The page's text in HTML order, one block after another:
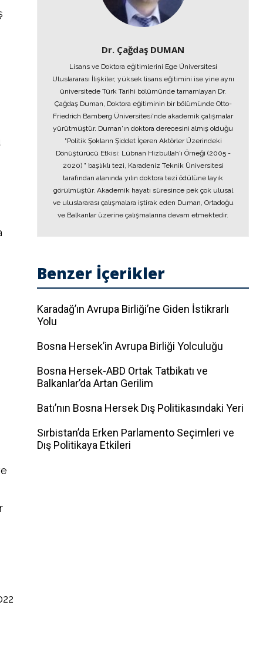
Dr. Çağdaş DUMAN
Lisans ve Doktora eğitimlerini Ege Üniversitesi
Uluslararası İlişkiler, yüksek lisans eğitimini ise yine aynı
üniversitede Türk Tarihi bölümünde tamamlayan Dr.
Çağdaş Duman, Doktora eğitiminin bir bölümünde Otto-
Friedrich Bamberg Üniversitesi'nde akademik çalışmalar
yürütmüştür. Duman'ın doktora derecesini almış olduğu
"Politik Şokların Şiddet İçeren Aktörler Üzerindeki
Dönüştürücü Etkisi: Lübnan Hizbullah'ı Örneği (2005 -
2020) " başlıklı tezi, Karadeniz Teknik Üniversitesi
tarafından alanında yılın doktora tezi ödülüne layık
görülmüştür. Akademik hayatı süresince pek çok ulusal
ve uluslararası çalışmalara iştirak eden Duman, Ortadoğu
ve Balkanlar üzerine çalışmalarına devam etmektedir.
Benzer İçerikler
Karadağ’ın Avrupa Birliği’ne Giden İstikrarlı
Yolu
Bosna Hersek’in Avrupa Birliği Yolculuğu
Bosna Hersek-ABD Ortak Tatbikatı ve
Balkanlar’da Artan Gerilim
Batı’nın Bosna Hersek Dış Politikasındaki Yeri
Sırbistan’da Erken Parlamento Seçimleri ve
Dış Politikaya Etkileri